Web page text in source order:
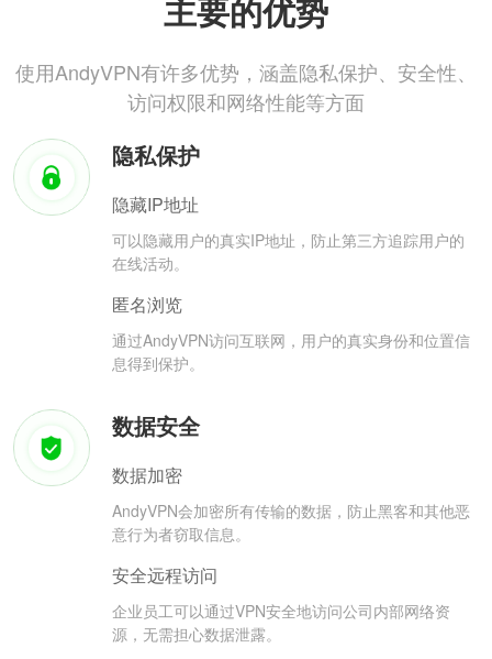
主要的优势
使用AndyVPN有许多优势，涵盖隐私保护、安全性、
访问权限和网络性能等方面
隐私保护
隐藏IP地址
可以隐藏用户的真实IP地址，防止第三方追踪用户的
在线活动。
匿名浏览
通过AndyVPN访问互联网，用户的真实身份和位置信
息得到保护。
数据安全
数据加密
AndyVPN会加密所有传输的数据，防止黑客和其他恶
意行为者窃取信息。
安全远程访问
企业员工可以通过VPN安全地访问公司内部网络资
源，无需担心数据泄露。